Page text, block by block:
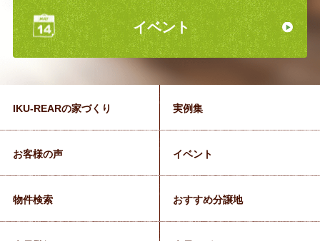
イベント
IKU-REARの家づくり 実例集
お客様の声 イベント
物件検索 おすすめ分譲地